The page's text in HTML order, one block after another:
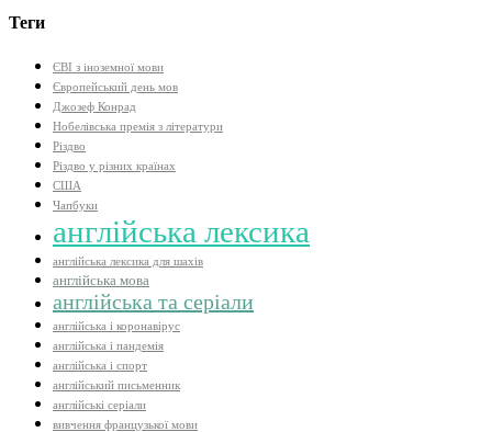
Теги
ЄВІ з іноземної мови
Європейський день мов
Джозеф Конрад
Нобелівська премія з літератури
Різдво
Різдво у різних країнах
США
Чапбуки
англійська лексика
англійська лексика для шахів
англійська мова
англійська та серіали
англійська і коронавірус
англійська і пандемія
англійська і спорт
англійський письменник
англійські серіали
вивчення французької мови